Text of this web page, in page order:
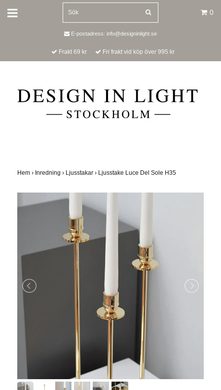
0
E-postadress: info@designinlight.se
Frakt 69 kr Fri frakt vid köp över 995 kr
Hem › Inredning › Ljusstakar › Ljusstake Luce Del Sole H35